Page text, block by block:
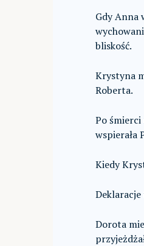
Gdy Anna
bliskość.
Krystyna
Roberta.
Po śmierci
wspierała
Kiedy
Dorota